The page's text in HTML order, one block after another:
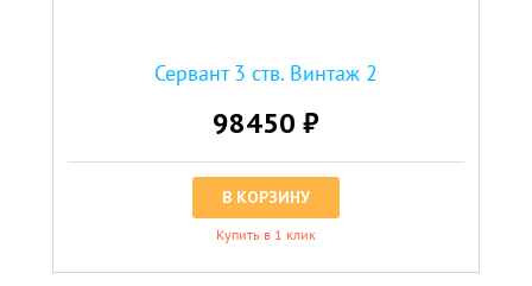
Сервант 3 ств. Винтаж 2
98450 ₽
В КОРЗИНУ
Купить в 1 клик